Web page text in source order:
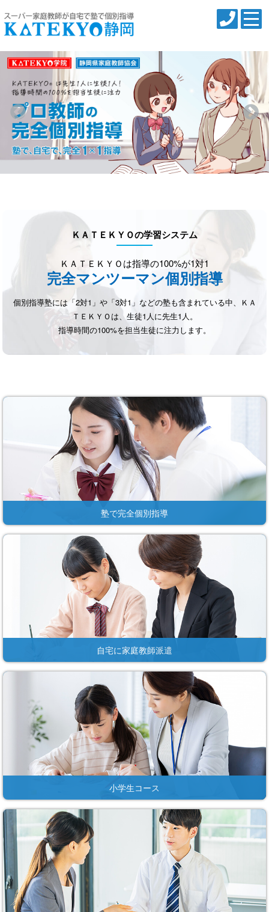
ＫＡＴＥＫＹＯの学習システム
ＫＡＴＥＫＹＯは指導の100%が1対1
完全マンツーマン個別指導
個別指導塾には「2対1」や「3対1」などの塾も含まれている中、
ＫＡ
ＴＥＫＹＯは、生徒1人に先生1人。
指導時間の100%を担当生徒に注力します。
塾で完全個別指導
自宅に家庭教師派遣
小学生コース